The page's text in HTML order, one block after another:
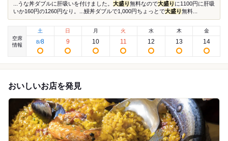
...うな丼ダブルに肝吸いを付けました。 大盛り無料なので大盛り に1100円に肝吸
いか160円の1260円なり。...鰻丼ダブルで1,000円ちょっとで大盛り無料...
空席
情報
土
8/8
日
9
月
10
火
11
水
12
木
13
金
14
おいしいお店を発見